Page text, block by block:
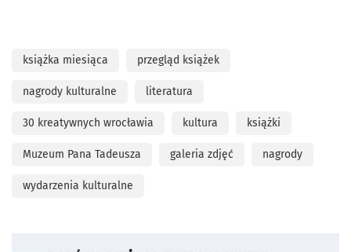
książka miesiąca przegląd książek
nagrody kulturalne literatura
30 kreatywnych wrocławia kultura książki
Muzeum Pana Tadeusza galeria zdjęć nagrody
wydarzenia kulturalne